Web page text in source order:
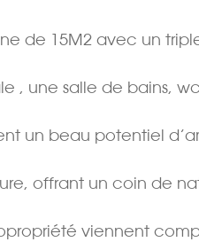
de 15M2 avec un
, une salle de bains,
un beau potentiel
offrant un coin de
viennent